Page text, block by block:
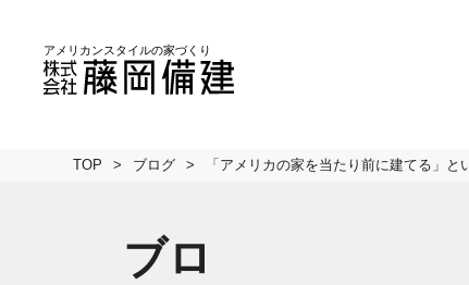
TOP ブログ 「アメリカの家を当たり前に建てる」と
ブロ